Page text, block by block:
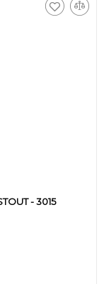
- 3015